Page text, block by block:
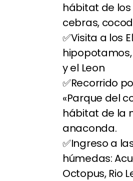
hábitat de
cebras,
Visita a los
y el Leon
Recorrido
«Parque del
hábitat de la
anaconda.
Ingreso a
húmedas:
Octopus, Rio